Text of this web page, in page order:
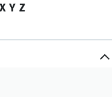
X Y Z